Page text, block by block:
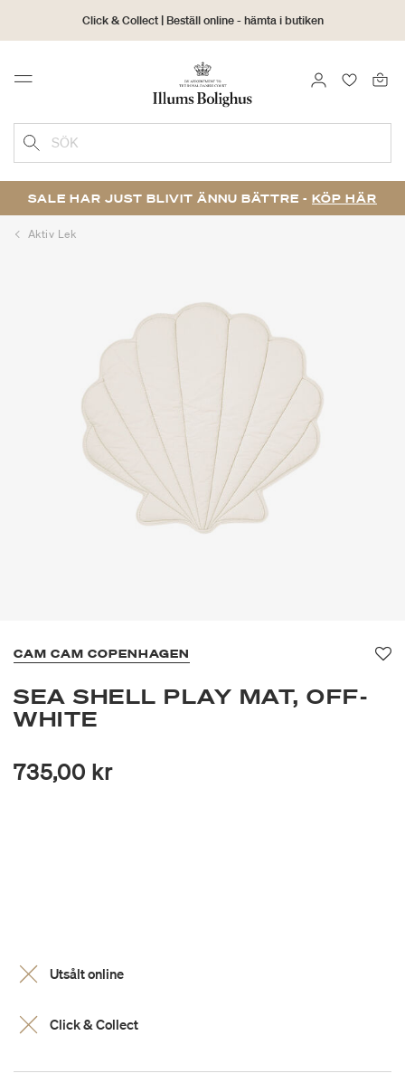
Click & Collect | Beställ online - hämta i butiken
30 dagars returrätt
Menu LOGGA IN
SÖK
SALE HAR JUST BLIVIT ÄNNU BÄTTRE - KÖP HÄR
Aktiv Lek
CAM CAM COPENHAGEN
SEA SHELL PLAY MAT, OFF-
WHITE
735,00 kr
Utsålt online
Click & Collect